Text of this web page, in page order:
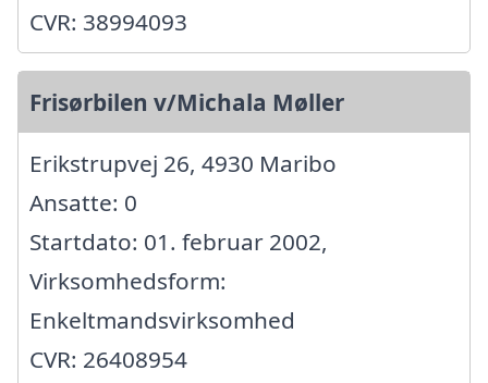
CVR: 38994093
Frisørbilen v/Michala Møller
Erikstrupvej 26, 4930 Maribo
Ansatte: 0
Startdato: 01. februar 2002,
Virksomhedsform:
Enkeltmandsvirksomhed
CVR: 26408954